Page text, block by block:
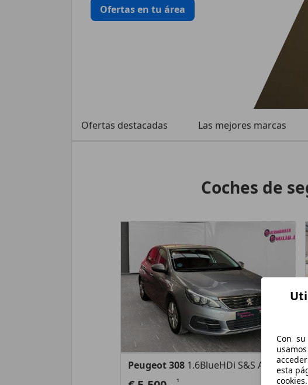
Ofertas en tu área
Ofertas destacadas Las mejores marcas
Coches de
Peugeot 308 1.6BlueHDi S&S Active 120
1
Con
esta